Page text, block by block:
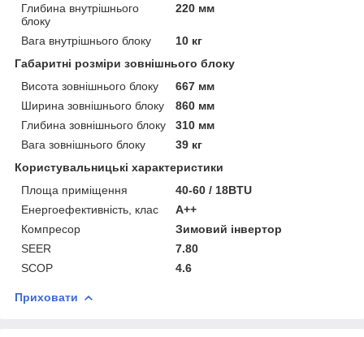
Глибина внутрішнього
блоку
220 мм
Вага внутрішнього блоку
10 кг
Габаритні розміри зовнішнього блоку
Висота зовнішнього блоку
667 мм
Ширина зовнішнього блоку
860 мм
Глибина зовнішнього блоку
310 мм
Вага зовнішнього блоку
39 кг
Користувальницькі характеристики
Площа приміщення
40-60 / 18BTU
Енергоефективність, клас
А++
Компресор
Зимовий інвертор
SEER
7.80
SCOP
4.6
Приховати